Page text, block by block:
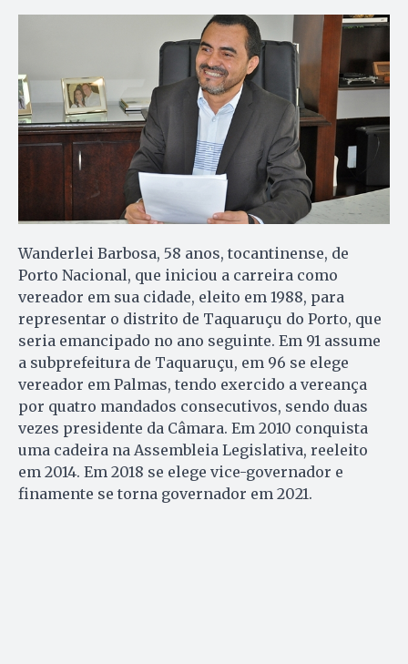
Wanderlei Barbosa, 58 anos, tocantinense, de
Porto Nacional, que iniciou a carreira como
vereador em sua cidade, eleito em 1988, para
representar o distrito de Taquaruçu do Porto, que
seria emancipado no ano seguinte. Em 91 assume
a subprefeitura de Taquaruçu, em 96 se elege
vereador em Palmas, tendo exercido a vereança
por quatro mandados consecutivos, sendo duas
vezes presidente da Câmara. Em 2010 conquista
uma cadeira na Assembleia Legislativa, reeleito
em 2014. Em 2018 se elege vice-governador e
finamente se torna governador em 2021.